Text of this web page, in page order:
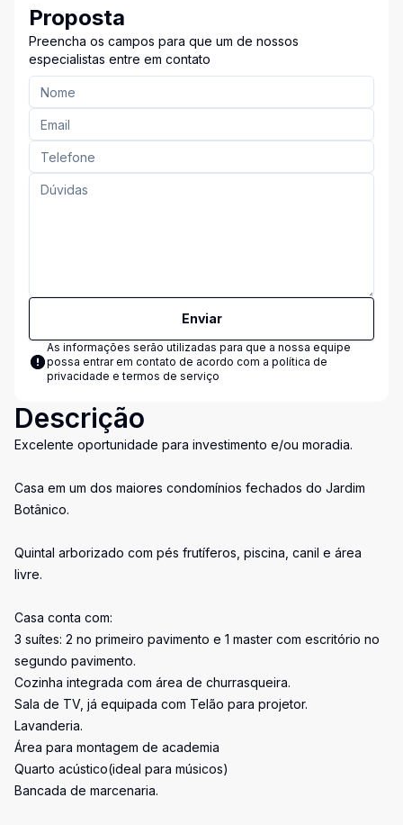
Proposta
Preencha os campos para que um de nossos
especialistas entre em contato
Enviar
As informações serão utilizadas para que a nossa equipe
possa entrar em contato de acordo com a política de
privacidade e termos de serviço
Descrição
Excelente oportunidade para investimento e/ou moradia.
Casa em um dos maiores condomínios fechados do Jardim
Botânico.
Quintal arborizado com pés frutíferos, piscina, canil e área
livre.
Casa conta com:
3 suítes: 2 no primeiro pavimento e 1 master com escritório no
segundo pavimento.
Cozinha integrada com área de churrasqueira.
Sala de TV, já equipada com Telão para projetor.
Lavanderia.
Área para montagem de academia
Quarto acústico(ideal para músicos)
Bancada de marcenaria.